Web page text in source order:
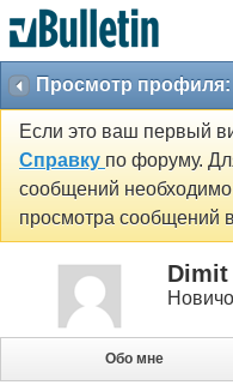
Просмотр профиля:
Если это ваш первый
Справку по форуму.
сообщений необходимо
просмотра сообщений
Dimit
Обо мне